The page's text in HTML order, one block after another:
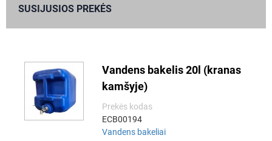
SUSIJUSIOS PREKĖS
Vandens bakelis 20l (kranas
kamšyje)
Prekės kodas
ECB00194
Vandens bakeliai